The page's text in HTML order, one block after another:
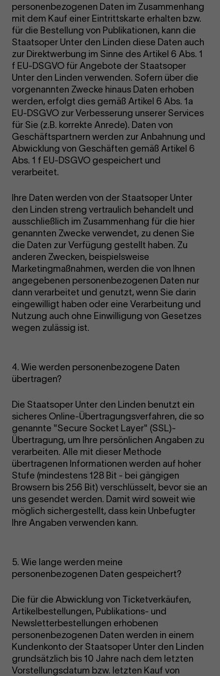
personenbezogenen Daten im Zusammenhang
mit dem Kauf einer Eintrittskarte erhalten bzw.
für die Bestellung von Publikationen, kann die
Staatsoper Unter den Linden diese Daten auch
zur Direktwerbung im Sinne des Artikel 6 Abs. 1
f EU-DSGVO für Angebote der Staatsoper
Unter den Linden verwenden. Sofern über die
vorgenannten Zwecke hinaus Daten erhoben
werden, erfolgt dies gemäß Artikel 6 Abs. 1a
EU-DSGVO zur Verbesserung unserer Services
für Sie (z.B. korrekte Anrede). Daten von
Geschäftspartnern werden zur Anbahnung und
Abwicklung von Geschäften gemäß Artikel 6
Abs. 1 f EU-DSGVO gespeichert und
verarbeitet.
Ihre Daten werden von der Staatsoper Unter
den Linden streng vertraulich behandelt und
ausschließlich im Zusammenhang für die hier
genannten Zwecke verwendet, zu denen Sie
die Daten zur Verfügung gestellt haben. Zu
anderen Zwecken, beispielsweise
Marketingmaßnahmen, werden die von Ihnen
angegebenen personenbezogenen Daten nur
dann verarbeitet und genutzt, wenn Sie darin
eingewilligt haben oder eine Verarbeitung und
Nutzung auch ohne Einwilligung von Gesetzes
wegen zulässig ist.
4. Wie werden personenbezogene Daten
übertragen?
Die Staatsoper Unter den Linden benutzt ein
sicheres Online-Übertragungsverfahren, die so
genannte "Secure Socket Layer" (SSL)-
Übertragung, um Ihre persönlichen Angaben zu
verarbeiten. Alle mit dieser Methode
übertragenen Informationen werden auf hoher
Stufe (mindestens 128 Bit - bei gängigen
Browsern bis 256 Bit) verschlüsselt, bevor sie an
uns gesendet werden. Damit wird soweit wie
möglich sichergestellt, dass kein Unbefugter
Ihre Angaben verwenden kann.
5. Wie lange werden meine
personenbezogenen Daten gespeichert?
Die für die Abwicklung von Ticketverkäufen,
Artikelbestellungen, Publikations- und
Newsletterbestellungen erhobenen
personenbezogenen Daten werden in einem
Kundenkonto der Staatsoper Unter den Linden
grundsätzlich bis 10 Jahre nach dem letzten
Vorstellungsdatum bzw. letzten Kauf von